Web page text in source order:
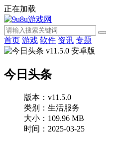
正在加载
首页 游戏 软件 资讯 专题
今日头条
版本：v11.5.0
类别：生活服务
大小：109.96 MB
时间：2025-03-25